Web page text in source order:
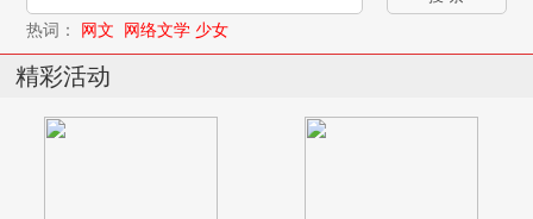
热词： 网文 网络文学 少女
精彩活动